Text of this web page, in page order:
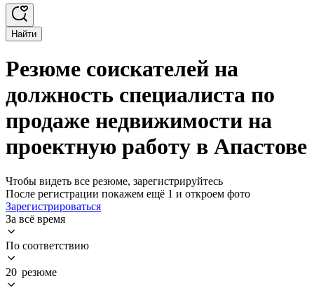
Найти
Резюме соискателей на
должность специалиста по
продаже недвижимости на
проектную работу в Апастове
Чтобы видеть все резюме, зарегистрируйтесь
После регистрации покажем ещё 1 и откроем фото
Зарегистрироваться
За всё время
По соответствию
20 резюме